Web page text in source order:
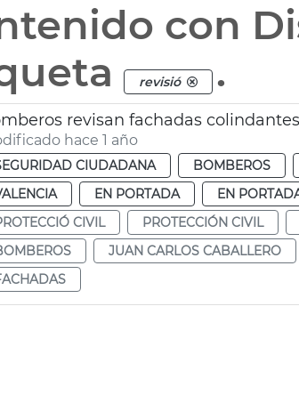
con
revisió .
revisan fachadas
hace 1 año
CIUDADANA BOMBEROS
EN PORTADA EN
CIVIL
PROTECCIÓN CIVIL
JUAN CARLOS CABALLERO